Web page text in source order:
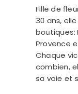
Fille de
30 ans,
boutiques:
Provence
Chaque
combien,
sa voie et